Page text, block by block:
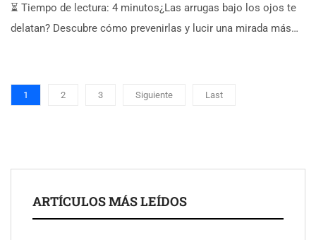
⏳ Tiempo de lectura: 4 minutos¿Las arrugas bajo los ojos te
delatan? Descubre cómo prevenirlas y lucir una mirada más…
1 2 3 Siguiente Last
ARTÍCULOS MÁS LEÍDOS